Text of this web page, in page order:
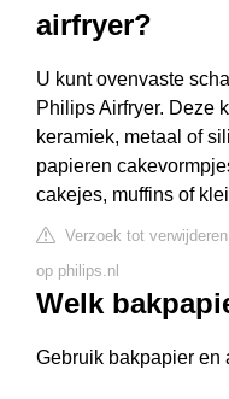
airfryer?
U kunt ovenvaste
Philips Airfryer. Deze
keramiek, metaal of
papieren
cakejes, muffins of
Verzoek tot
op philips.nl
Welk
Gebruik bakpapier en